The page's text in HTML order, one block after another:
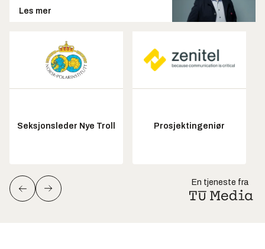
Les mer
Seksjonsleder Nye Troll Prosjektingeniør
En tjeneste fra